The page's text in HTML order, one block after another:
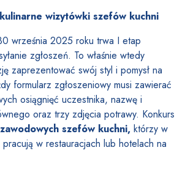
wizytówki szefów kuchni
września 2025 roku trwa I etap
zgłoszeń. To właśnie wtedy
zaprezentować swój styl i pomysł na
formularz zgłoszeniowy musi zawierać
osiągnięć uczestnika, nazwę i
oraz trzy zdjęcia potrawy. Konkurs
zawodowych szefów kuchni, którzy w
w restauracjach lub hotelach na